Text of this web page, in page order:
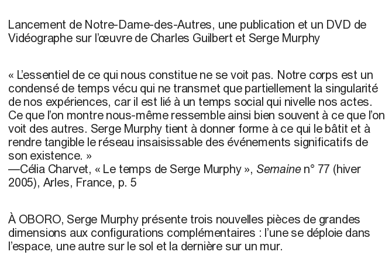
Lancement de Notre-Dame-des-Autres, une publication et un DVD de
Vidéographe sur l’œuvre de Charles Guilbert et Serge Murphy
« L’essentiel de ce qui nous constitue ne se voit pas. Notre corps est un
condensé de temps vécu qui ne transmet que partiellement la singularité
de nos expériences, car il est lié à un temps social qui nivelle nos actes.
Ce que l’on montre nous-même ressemble ainsi bien souvent à ce que l’on
voit des autres. Serge Murphy tient à donner forme à ce qui le bâtit et à
rendre tangible le réseau insaisissable des événements significatifs de
son existence. »
—Célia Charvet, « Le temps de Serge Murphy », Semainen° 77 (hiver
2005), Arles, France, p. 5
À OBORO, Serge Murphy présente trois nouvelles pièces de grandes
dimensions aux configurations complémentaires : l’une se déploie dans
l’espace, une autre sur le sol et la dernière sur un mur.